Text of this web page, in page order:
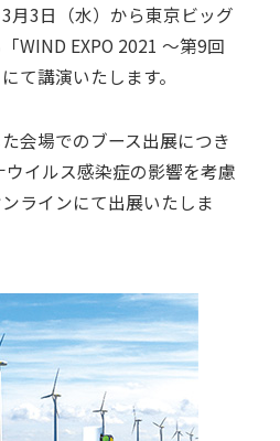
ティ
月3日（水）から東京ビッグ
WIND EXPO 2021 ～第9回
て講演いたします。
会場でのブース出展につき
イルス感染症の影響を考慮
ラインにて出展いたしま